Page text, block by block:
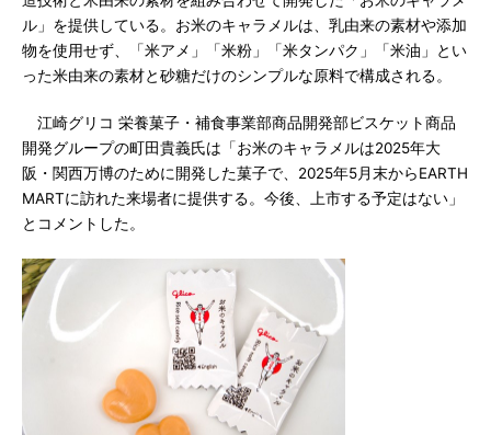
ル」を提供している。お米のキャラメルは、乳由来の素材や添加
物を使用せず、「米アメ」「米粉」「米タンパク」「米油」とい
った米由来の素材と砂糖だけのシンプルな原料で構成される。
江崎グリコ 栄養菓子・補食事業部商品開発部ビスケット商品
開発グループの町田貴義氏は「お米のキャラメルは2025年大
阪・関西万博のために開発した菓子で、2025年5月末からEARTH
MARTに訪れた来場者に提供する。今後、上市する予定はない」
とコメントした。